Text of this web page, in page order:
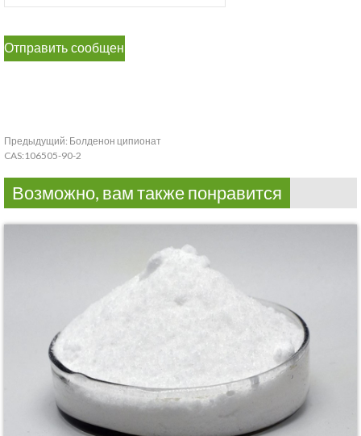
Предыдущий: Болденон ципионат
CAS:106505-90-2
Возможно, вам также понравится